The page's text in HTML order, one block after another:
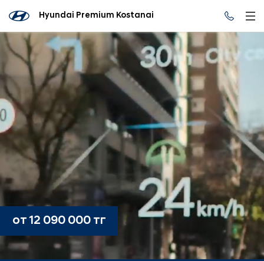
Hyundai Premium Kostanai
от 12 090 000 тг